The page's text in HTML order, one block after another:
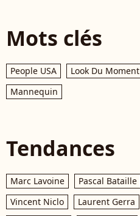
Mots clés
People USA Look Du Moment
Mannequin
Tendances
Marc Lavoine Pascal Bataille
Vincent Niclo
Laurent Gerra